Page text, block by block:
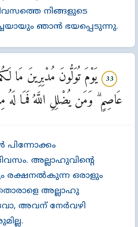
നിങ്ങളുടെ
ഞാന്‍ ഭയപ്പെടുന്നു.
അല്ലാഹുവിന്‍റെ
രക്ഷനല്‍കുന്ന ഒരാളും
അല്ലാഹു
അവന്‌ നേര്‍വഴി
33
يَوْمَ تُوَلُّونَ مُدْبِرِينَ مَا
عَاصِمٍ ۗ وَمَن يُضْلِلِ اللَّهُ فَمَا لَهُ